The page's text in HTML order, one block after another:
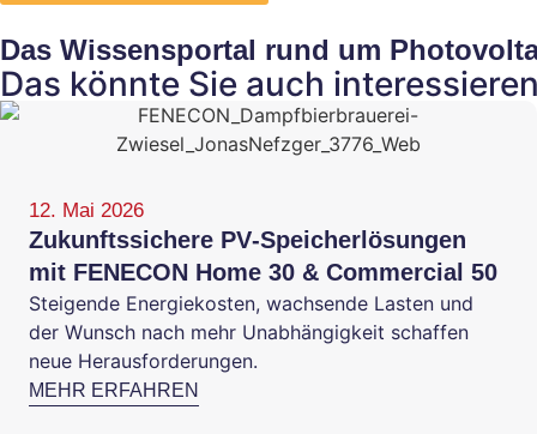
Das Wissensportal rund um
Das könnte Sie auch
12. Mai 2026
Zukunftssichere PV‑Speicherlösungen
mit FENECON Home 30 & Commercial 50
Steigende Energiekosten, wachsende Lasten und
der Wunsch nach mehr Unabhängigkeit schaffen
neue Herausforderungen.
MEHR ERFAHREN